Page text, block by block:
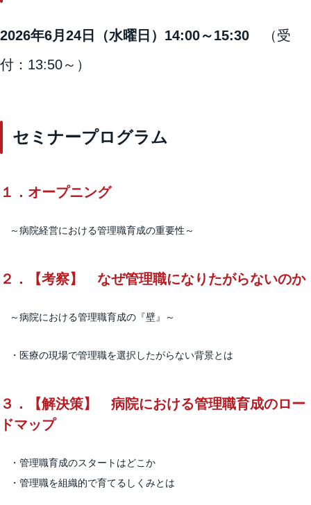
2026年6月24日（水曜日）14:00～15:30
（受
付：13:50～）
セミナープログラム
１． オープニング
～病院経営における管理職育成の重要性～
２． 【考察】 なぜ管理職になりたがらないのか
～病院における管理職育成の『壁』～
・医療の現場で管理職を選択したがらない背景とは
３．
【解決策】 病院における管理職育成のロー
ドマップ
・管理職育成のスタートはどこか
・管理職を組織的で育てるしくみとは